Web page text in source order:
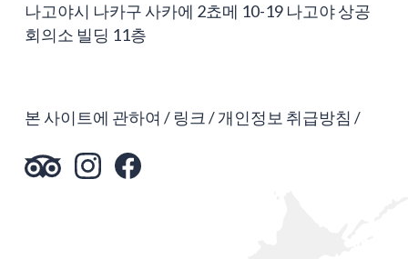
나고야시 나카구 사카에 2쵸메 10-19 나고야 상공
회의소 빌딩 11층
본 사이트에 관하여 링크 개인정보 취급방침